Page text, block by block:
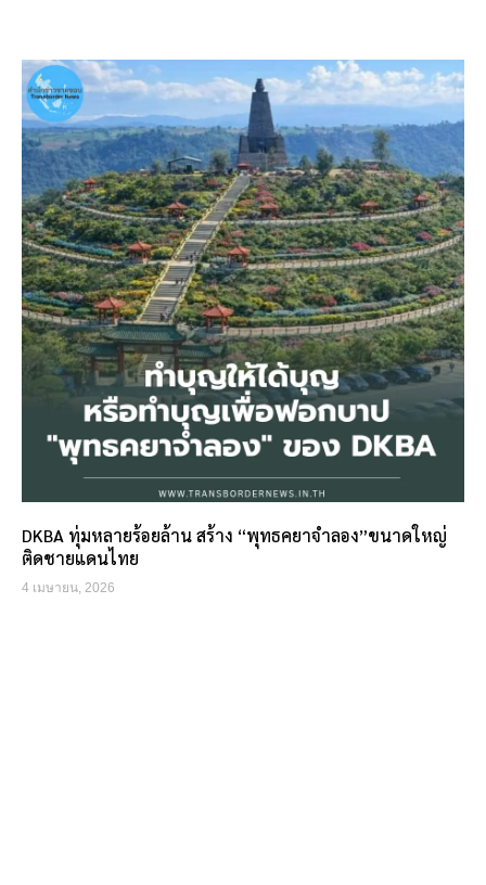
DKBA ทุ่มหลายร้อยล้าน สร้าง “พุทธคยาจำลอง”ขนาดใหญ่
ติดชายแดนไทย
4 เมษายน, 2026